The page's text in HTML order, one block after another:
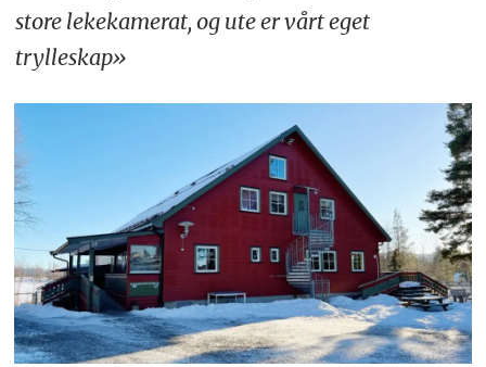
store lekekamerat, og ute er vårt eget
trylleskap»